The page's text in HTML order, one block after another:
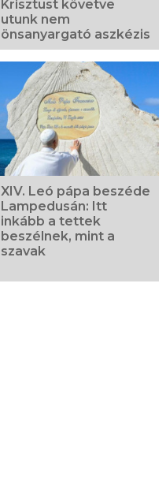
Krisztust követve
utunk nem
önsanyargató aszkézis
XIV. Leó pápa beszéde
Lampedusán: Itt
inkább a tettek
beszélnek, mint a
szavak